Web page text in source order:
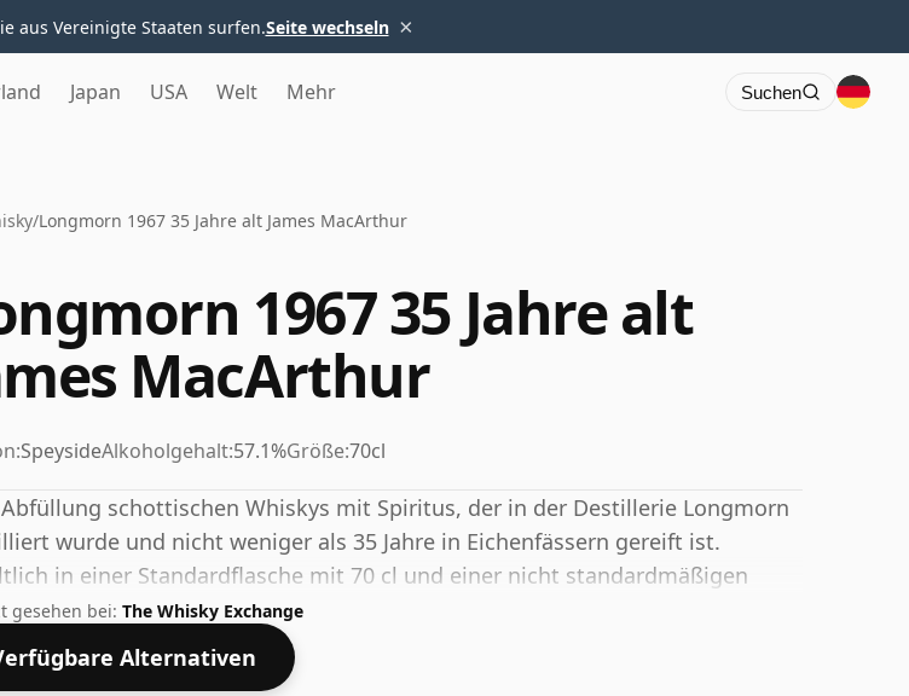
aus Vereinigte Staaten surfen.Seite wechseln ×
Japan USA Welt Mehr Suchen
/Longmorn 1967 35 Jahre alt James MacArthur
1967 35 Jahre alt
MacArthur
SpeysideAlkoholgehalt:57.1%Größe:70cl
Abfüllung schottischen Whiskys mit Spiritus, der in der Destillerie Longmorn
wurde und nicht weniger als 35 Jahre in Eichenfässern gereift ist.
in einer Standardflasche mit 70 cl und einer nicht standardmäßigen
von 57,1 %.
gesehen bei: The Whisky Exchange
Alternativen